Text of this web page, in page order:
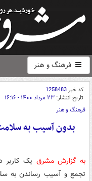
فرهنگ و هنر
کد خبر1258483
تاریخ انتشار: ۲۳ مرداد ۱۴۰۰ - ۱۶:۱۶
فرهنگ و هنر
بدون آسیب به
به گزارش مشرق یک
تجمع و آسیب رساندن به